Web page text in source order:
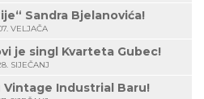
Sandra Bjelanovića!
VELJAČA
je singl Kvarteta Gubec!
SIJEČANJ
Vintage Industrial Baru!